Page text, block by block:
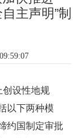
主声明”制
创设性地规
以下两种模
约国制定审批